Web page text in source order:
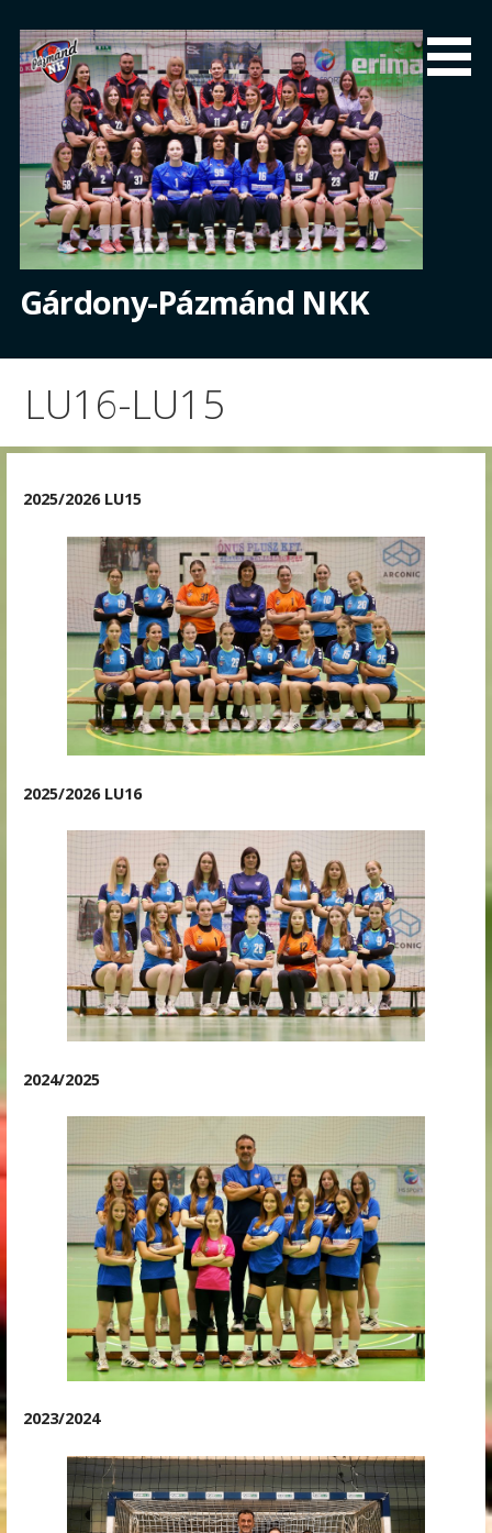
content
Gárdony-Pázmánd NKK
LU16-LU15
2025/2026 LU15
2025/2026 LU16
2024/2025
2023/2024